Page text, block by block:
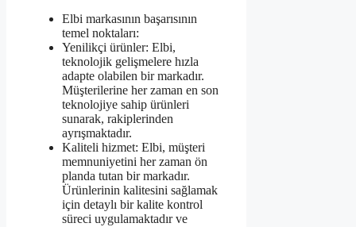
Elbi markasının başarısının
temel noktaları:
Yenilikçi ürünler: Elbi,
teknolojik gelişmelere hızla
adapte olabilen bir markadır.
Müşterilerine her zaman en son
teknolojiye sahip ürünleri
sunarak, rakiplerinden
ayrışmaktadır.
Kaliteli hizmet: Elbi, müşteri
memnuniyetini her zaman ön
planda tutan bir markadır.
Ürünlerinin kalitesini sağlamak
için detaylı bir kalite kontrol
süreci uygulamaktadır ve